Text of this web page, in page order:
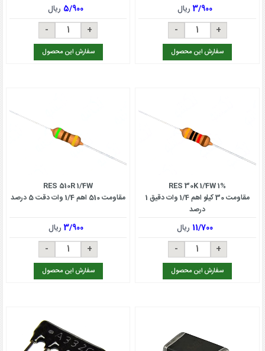
3/900ریال
سفارش این محصول
5/900 ریال
سفارش این محصول
RES 30K 1/4W 1%
مقاومت 30 کیلو اهم 1/4 وات دقیق 1
درصد
11/700 ریال
سفارش این محصول
RES 510R 1/4W
مقاومت 510 اهم 1/4 وات دقت 5 درصد
3/900ریال
سفارش این محصول